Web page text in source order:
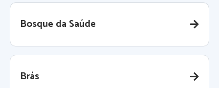
Bosque da Saúde
Brás